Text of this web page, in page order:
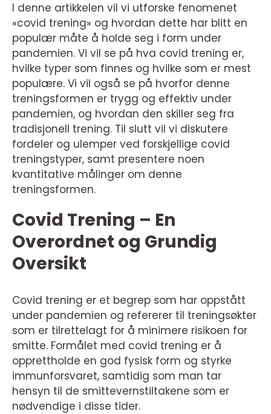
I denne artikkelen vil vi utforske fenomenet
«covid trening» og hvordan dette har blitt en
populær måte å holde seg i form under
pandemien. Vi vil se på hva covid trening er,
hvilke typer som finnes og hvilke som er mest
populære. Vi vil også se på hvorfor denne
treningsformen er trygg og effektiv under
pandemien, og hvordan den skiller seg fra
tradisjonell trening. Til slutt vil vi diskutere
fordeler og ulemper ved forskjellige covid
treningstyper, samt presentere noen
kvantitative målinger om denne
treningsformen.
Covid Trening – En
Overordnet og Grundig
Oversikt
Covid trening er et begrep som har oppstått
under pandemien og refererer til treningsøkter
som er tilrettelagt for å minimere risikoen for
smitte. Formålet med covid trening er å
opprettholde en god fysisk form og styrke
immunforsvaret, samtidig som man tar
hensyn til de smittevernstiltakene som er
nødvendige i disse tider.